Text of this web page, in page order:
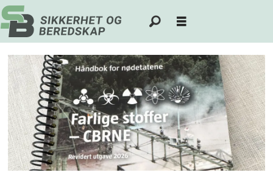
Tag:
håndbok
for
nødetatene